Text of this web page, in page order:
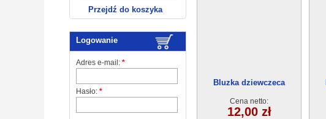
Przejdź do koszyka
Logowanie
Adres e-mail: *
Hasło: *
Bluzka dziewczeca
Cena netto:
12,00 zł